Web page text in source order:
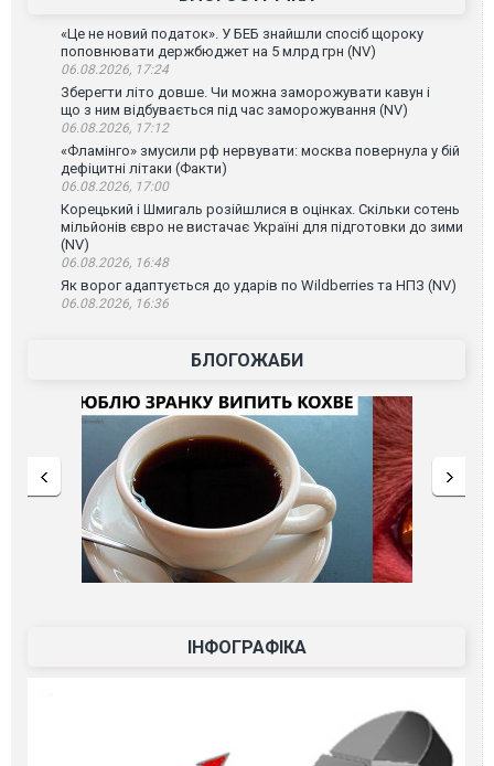
«Це не новий податок». У БЕБ знайшли спосіб щороку
поповнювати держбюджет на 5 млрд грн (NV)
06.08.2026, 17:24
Зберегти літо довше. Чи можна заморожувати кавун і
що з ним відбувається під час заморожування (NV)
06.08.2026, 17:12
«Фламінго» змусили рф нервувати: москва повернула у бій
дефіцитні літаки (Факти)
06.08.2026, 17:00
Корецький і Шмигаль розійшлися в оцінках. Скільки сотень
мільйонів євро не вистачає Україні для підготовки до зими
(NV)
06.08.2026, 16:48
Як ворог адаптується до ударів по Wildberries та НПЗ (NV)
06.08.2026, 16:36
БЛОГОЖАБИ
ІНФОГРАФІКА